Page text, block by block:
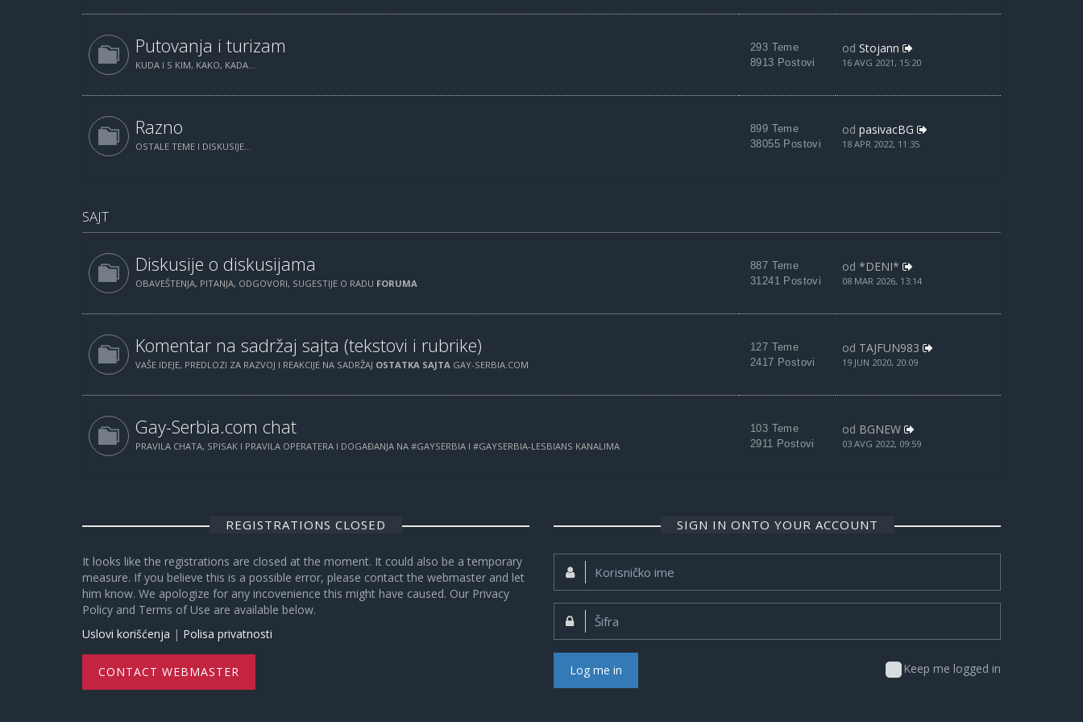
Putovanja i turizam
KUDA I S KIM, KAKO, KADA...
293 Teme
8913 Postovi
od Stojann
16 AVG 2021, 15:20
Razno
OSTALE TEME I DISKUSIJE...
899 Teme
38055 Postovi
od pasivacBG
18 APR 2022, 11:35
SAJT
Diskusije o diskusijama
OBAVEŠTENJA, PITANJA, ODGOVORI, SUGESTIJE O RADU FORUMA
887 Teme
31241 Postovi
od *DENI*
08 MAR 2026, 13:14
Komentar na sadržaj sajta (tekstovi i rubrike)
VAŠE IDEJE, PREDLOZI ZA RAZVOJ I REAKCIJE NA SADRŽAJ OSTATKA SAJTA GAY-SERBIA.COM
127 Teme
2417 Postovi
od TAJFUN983
19 JUN 2020, 20:09
Gay-Serbia.com chat
PRAVILA CHATA, SPISAK I PRAVILA OPERATERA I DOGAĐANJA NA #GAYSERBIA I #GAYSERBIA-LESBIANS KANALIMA
103 Teme
2911 Postovi
od BGNEW
03 AVG 2022, 09:59
REGISTRATIONS CLOSED
It looks like the registrations are closed at the moment. It could also be a temporary
measure. If you believe this is a possible error, please contact the webmaster and let
him know. We apologize for any incovenience this might have caused. Our Privacy
Policy and Terms of Use are available below.
Uslovi korišćenja | Polisa privatnosti
CONTACT WEBMASTER
SIGN IN ONTO YOUR ACCOUNT
Korisničko
Šifra:
Keep me logged in
Log me in